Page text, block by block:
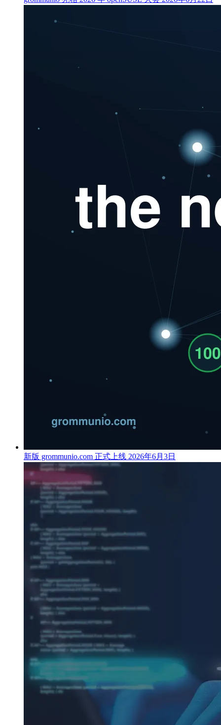
新版 grommunio.com 正式上线 2026年6月3日